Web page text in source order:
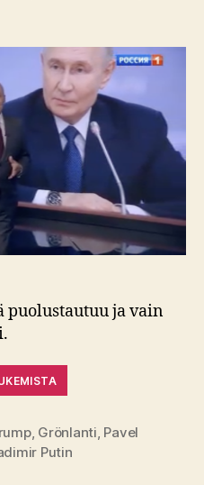
etsii
–
katsoo
puolustautuu ja vain
, Grönlanti, Pavel
Putin